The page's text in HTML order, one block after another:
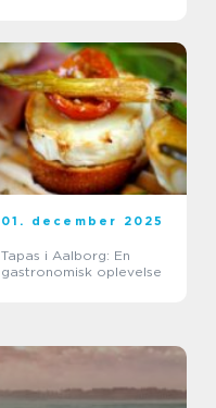
01. december 2025
Tapas i Aalborg: En
gastronomisk oplevelse